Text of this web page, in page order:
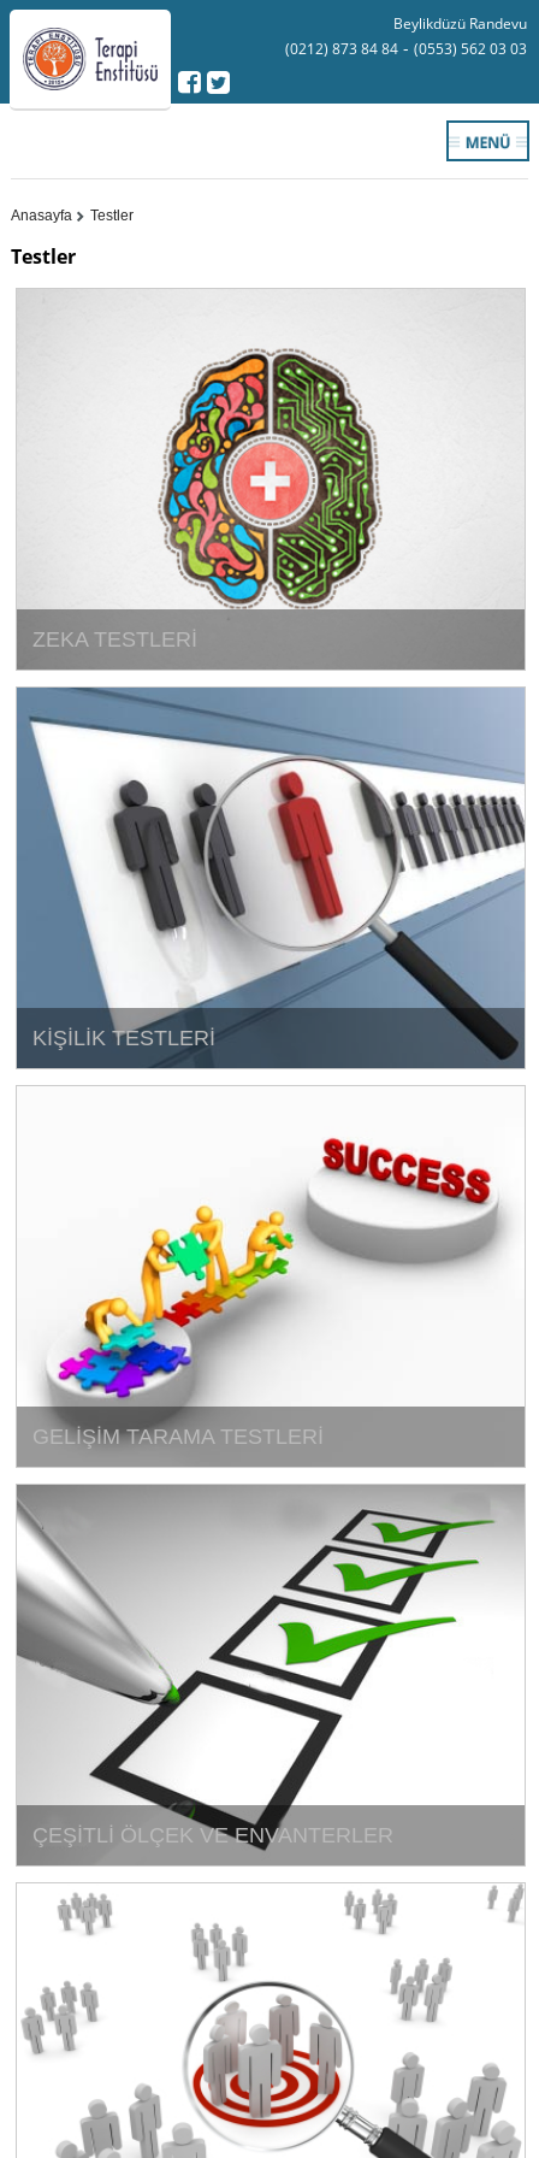
Beylikdüzü Randevu
(0212) 873 84 84 - (0553) 562 03 03
Anasayfa Testler
Testler
ZEKA TESTLERİ
KİŞİLİK TESTLERİ
GELİŞİM TARAMA TESTLERİ
ÇEŞİTLİ ÖLÇEK VE ENVANTERLER